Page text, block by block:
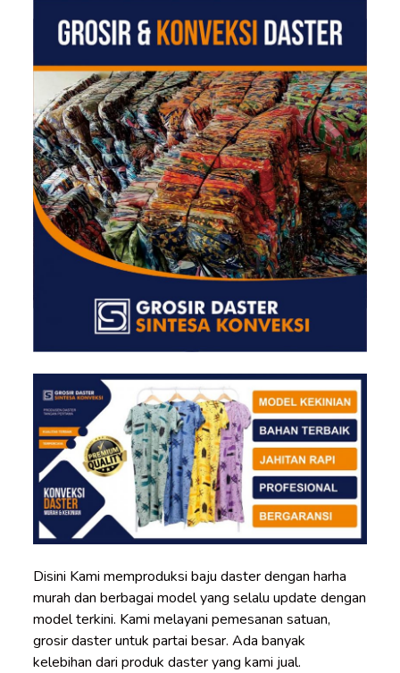
Disini Kami memproduksi baju daster dengan harha
murah dan berbagai model yang selalu update dengan
model terkini. Kami melayani pemesanan satuan,
grosir daster untuk partai besar. Ada banyak
kelebihan dari produk daster yang kami jual.